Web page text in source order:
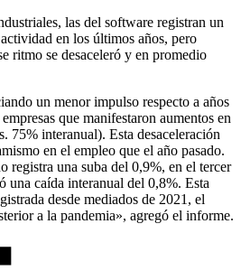
las del software registran un
en los últimos años, pero
ritmo se desaceleró y en promedio
un menor impulso respecto a años
que manifestaron aumentos en
75% interanual). Esta desaceleración
en el empleo que el año pasado.
registra una suba del 0,9%, en el tercer
una caída interanual del 0,8%. Esta
desde mediados de 2021, el
a la pandemia», agregó el informe.